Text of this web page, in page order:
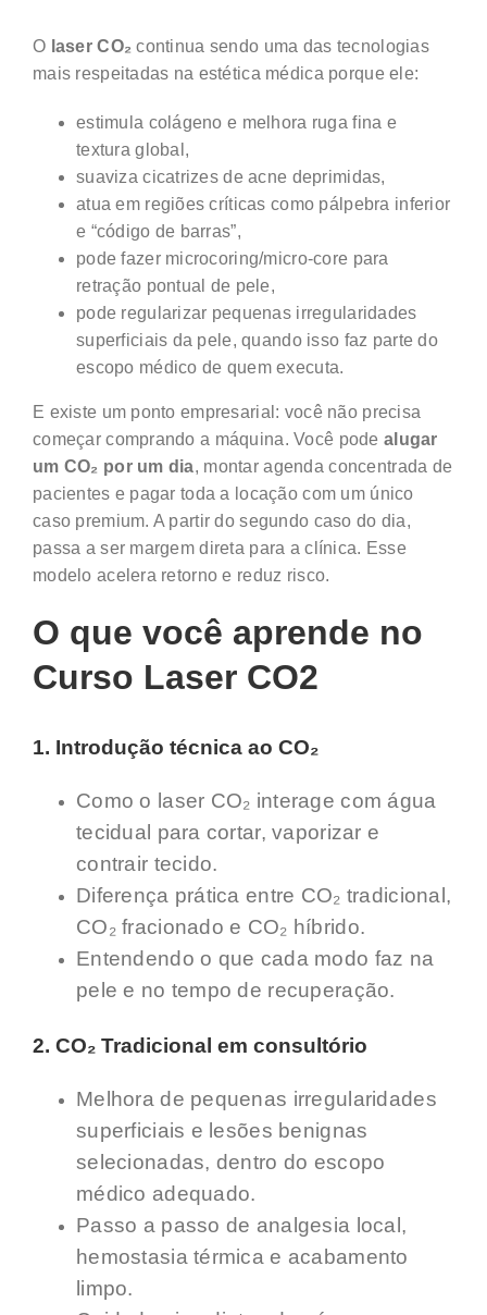
O laser CO₂ continua sendo uma das tecnologias
mais respeitadas na estética médica porque ele:
estimula colágeno e melhora ruga fina e
textura global,
suaviza cicatrizes de acne deprimidas,
atua em regiões críticas como pálpebra inferior
e “código de barras”,
pode fazer microcoring/micro-core para
retração pontual de pele,
pode regularizar pequenas irregularidades
superficiais da pele, quando isso faz parte do
escopo médico de quem executa.
E existe um ponto empresarial: você não precisa
começar comprando a máquina. Você pode alugar
um CO₂ por um dia, montar agenda concentrada de
pacientes e pagar toda a locação com um único
caso premium. A partir do segundo caso do dia,
passa a ser margem direta para a clínica. Esse
modelo acelera retorno e reduz risco.
O que você aprende no
Curso Laser CO2
1. Introdução técnica ao CO₂
Como o laser CO₂ interage com água
tecidual para cortar, vaporizar e
contrair tecido.
Diferença prática entre CO₂ tradicional,
CO₂ fracionado e CO₂ híbrido.
Entendendo o que cada modo faz na
pele e no tempo de recuperação.
2. CO₂ Tradicional em consultório
Melhora de pequenas irregularidades
superficiais e lesões benignas
selecionadas, dentro do escopo
médico adequado.
Passo a passo de analgesia local,
hemostasia térmica e acabamento
limpo.